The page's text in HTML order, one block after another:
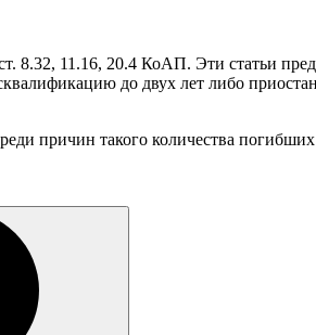
8.32, 11.16, 20.4 КоАП. Эти статьи
до двух лет либо
причин такого количества